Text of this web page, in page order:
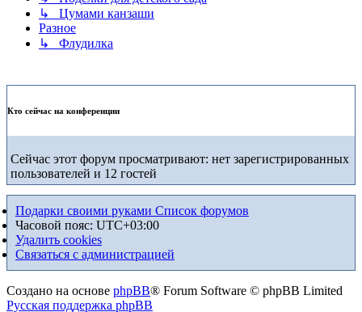
↳ Цумами канзаши
Разное
↳ Флудилка
Кто сейчас на конференции
Сейчас этот форум просматривают: нет зарегистрированных
пользователей и 12 гостей
Подарки своими руками Список форумов
Часовой пояс: UTC+03:00
Удалить cookies
Связаться с администрацией
Создано на основе phpBB® Forum Software © phpBB Limited
Русская поддержка phpBB